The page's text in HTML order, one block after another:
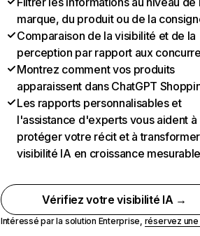
marque, du produit ou de la
Comparaison de la visibilité et de la
perception par rapport aux
Montrez comment vos produits
apparaissent dans ChatGPT
Les rapports personnalisables et
l'assistance d'experts vous aident à
protéger votre récit et à
visibilité IA en croissance
Vérifiez votre visibilité IA →
Intéressé par la solution Enterprise, réservez